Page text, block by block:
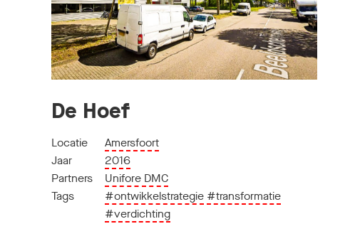
De Hoef
Locatie
Amersfoort
Jaar
2016
Partners
Unifore DMC
Tags
#ontwikkelstrategie #transformatie
#verdichting